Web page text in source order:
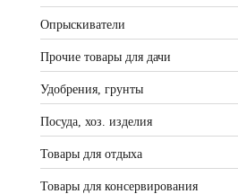
Опрыскиватели
Прочие товары для дачи
Удобрения, грунты
Посуда, хоз. изделия
Товары для отдыха
Товары для консервирования